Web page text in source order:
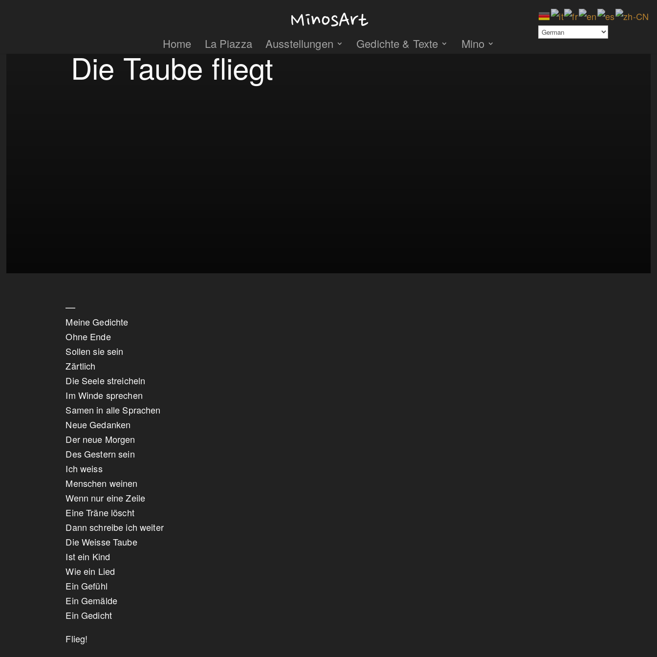
Home La Piazza Ausstellungen Gedichte & Texte Mino
Die Taube fliegt
—
Meine Gedichte
Ohne Ende
Sollen sie sein
Zärtlich
Die Seele streicheln
Im Winde sprechen
Samen in alle Sprachen
Neue Gedanken
Der neue Morgen
Des Gestern sein
Ich weiss
Menschen weinen
Wenn nur eine Zeile
Eine Träne löscht
Dann schreibe ich weiter
Die Weisse Taube
Ist ein Kind
Wie ein Lied
Ein Gefühl
Ein Gemälde
Ein Gedicht
Flieg!